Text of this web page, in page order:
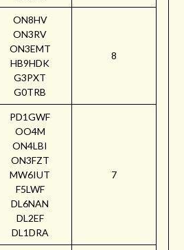
ON8HV
ON3RV
ON3EMT
HB9HDK
G3PXT
G0TRB
8
PD1GWF
OO4M
ON4LBI
ON3FZT
MW6IUT
F5LWF
DL6NAN
DL2EF
DL1DRA
7